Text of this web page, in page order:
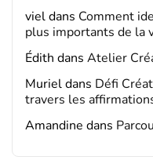
vieldans Comment
plus importants de la
Édith dans Atelier
Murieldans Défi
travers les
Amandine dans